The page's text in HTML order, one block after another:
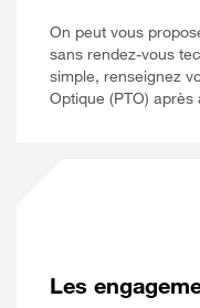
On peut vous
sans rendez-vous
simple, renseignez
Optique (PTO)
Les